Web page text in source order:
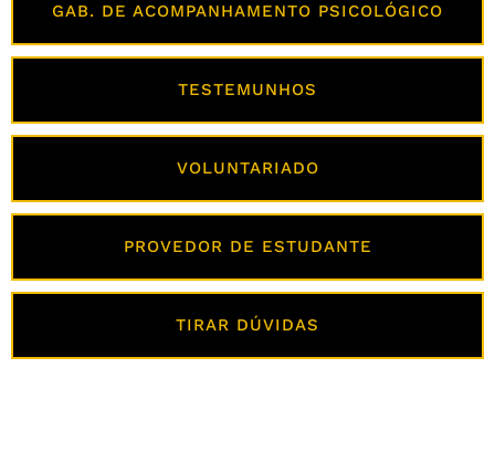
GAB. DE ACOMPANHAMENTO PSICOLÓGICO
TESTEMUNHOS
VOLUNTARIADO
PROVEDOR DE ESTUDANTE
TIRAR DÚVIDAS